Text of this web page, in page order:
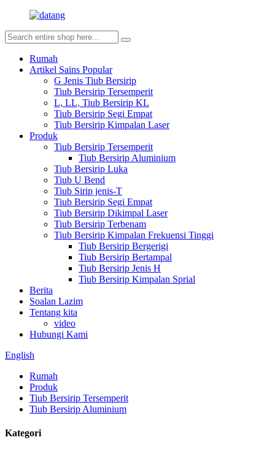
Rumah
Artikel Sains Popular
G Jenis Tiub Bersirip
Tiub Bersirip Tersemperit
L, LL, Tiub Bersirip KL
Tiub Bersirip Segi Empat
Tiub Bersirip Kimpalan Laser
Produk
Tiub Bersirip Tersemperit
Tiub Bersirip Aluminium
Tiub Bersirip Luka
Tiub U Bend
Tiub Sirip jenis-T
Tiub Bersirip Segi Empat
Tiub Bersirip Dikimpal Laser
Tiub Bersirip Terbenam
Tiub Bersirip Kimpalan Frekuensi Tinggi
Tiub Bersirip Bergerigi
Tiub Bersirip Bertampal
Tiub Bersirip Jenis H
Tiub Bersirip Kimpalan Sprial
Berita
Soalan Lazim
Tentang kita
video
Hubungi Kami
English
Rumah
Produk
Tiub Bersirip Tersemperit
Tiub Bersirip Aluminium
Kategori